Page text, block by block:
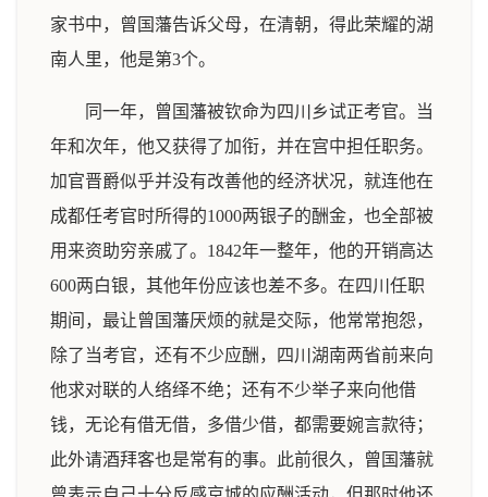
家书中，曾国藩告诉父母，在清朝，得此荣耀的湖
南人里，他是第3个。
同一年，曾国藩被钦命为四川乡试正考官。当
年和次年，他又获得了加衔，并在宫中担任职务。
加官晋爵似乎并没有改善他的经济状况，就连他在
成都任考官时所得的1000两银子的酬金，也全部被
用来资助穷亲戚了。1842年一整年，他的开销高达
600两白银，其他年份应该也差不多。在四川任职
期间，最让曾国藩厌烦的就是交际，他常常抱怨，
除了当考官，还有不少应酬，四川湖南两省前来向
他求对联的人络绎不绝；还有不少举子来向他借
钱，无论有借无借，多借少借，都需要婉言款待；
此外请酒拜客也是常有的事。此前很久，曾国藩就